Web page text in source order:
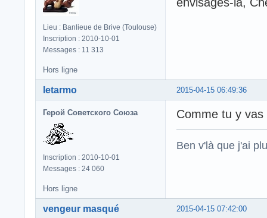
Lieu : Banlieue de Brive (Toulouse)
Inscription : 2010-10-01
Messages : 11 313
Hors ligne
2015-04-15 06:49:36
letarmo
Герой Советского Союза
Inscription : 2010-10-01
Messages : 24 060
Comme tu y
Ben v'là que j'ai
Hors ligne
2015-04-15 07:42:00
vengeur masqué